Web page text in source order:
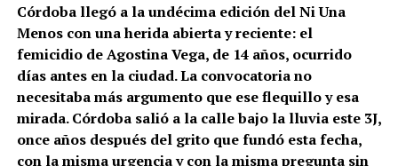
Córdoba llegó a la undécima edición del Ni Una
Menos con una herida abierta y reciente: el
femicidio de Agostina Vega, de 14 años, ocurrido
días antes en la ciudad. La convocatoria no
necesitaba más argumento que ese flequillo y esa
mirada. Córdoba salió a la calle bajo la lluvia este 3J,
once años después del grito que fundó esta fecha,
con la misma urgencia y con la misma pregunta sin